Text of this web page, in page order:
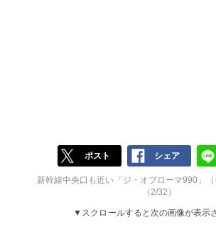
ポスト シェア
新幹線中央口も近い「ジ・オブローマ990」
（2/32）
▼スクロールすると次の画像が表示